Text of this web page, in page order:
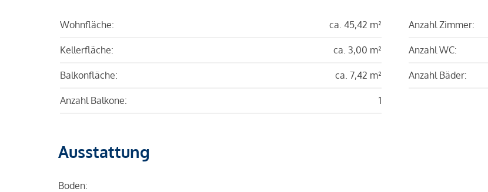
Wohnfläche: ca. 45,42 m²
Kellerfläche: ca. 3,00 m²
Balkonfläche: ca. 7,42 m²
Anzahl Balkone: 1
Anzahl Zimmer:
Anzahl WC:
Anzahl Bäder:
Ausstattung
Boden: